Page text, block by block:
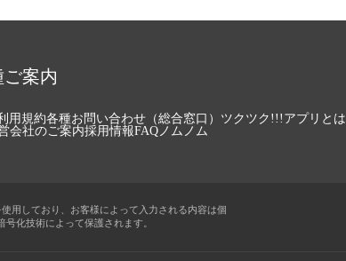
案内
用規約各種お問い合わせ（総合窓口） ツクツク!!!アプリとは
会社のご案内採用情報FAQノムノム
用しており、お客様によって入力される内容は個
化技術によって保護されます。